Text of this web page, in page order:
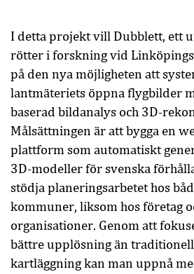
I detta projekt vill Dubblett, ett
rötter i forskning vid
på den nya möjligheten att
lantmäteriets öppna flygbilder
baserad bildanalys och 3D-
Målsättningen är att bygga en
plattform som automatiskt
3D-modeller för svenska
stödja planeringsarbetet hos
kommuner, liksom hos företag
organisationer. Genom att
bättre upplösning än
kartläggning kan man uppnå